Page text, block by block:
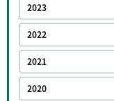
2023
2022
2021
2020